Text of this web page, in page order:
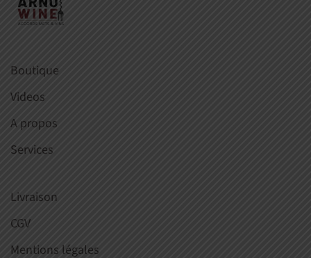
Boutique
Videos
A propos
Services
Livraison
CGV
Mentions légales